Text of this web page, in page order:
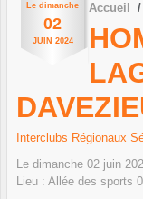
Le dimanche
02
JUIN 2024
Accueil
Interclubs Régionaux
Le dimanche 02 juin
Lieu : Allée des sports